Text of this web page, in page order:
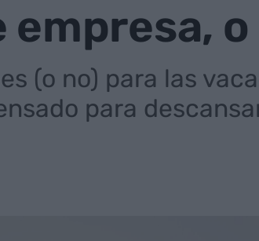
empresa, o
(o no) para las
para